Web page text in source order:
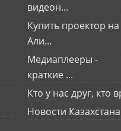
видеон...
Купить проектор на
Али...
Медиаплееры -
краткие ...
Кто у нас друг, кто
Новости Казахстана